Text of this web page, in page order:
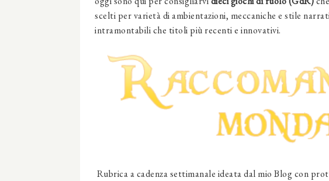
scelti per varietà di ambientazioni, meccaniche e stile
intramontabili che titoli più recenti e innovativi.
Rubrica a cadenza settimanale ideata dal mio Blog con